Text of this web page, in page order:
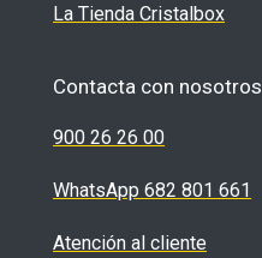
La Tienda Cristalbox
Contacta con nosotros
900 26 26 00
WhatsApp 682 801 661
Atención al cliente